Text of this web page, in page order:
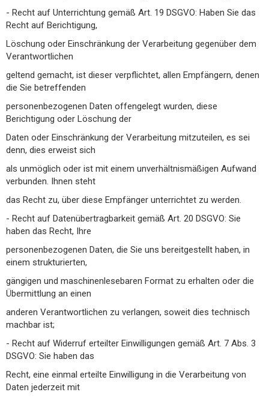
- Recht auf Unterrichtung gemäß Art. 19 DSGVO: Haben Sie das
Recht auf Berichtigung,
Löschung oder Einschränkung der Verarbeitung gegenüber dem
Verantwortlichen
geltend gemacht, ist dieser verpflichtet, allen Empfängern, denen
die Sie betreffenden
personenbezogenen Daten offengelegt wurden, diese
Berichtigung oder Löschung der
Daten oder Einschränkung der Verarbeitung mitzuteilen, es sei
denn, dies erweist sich
als unmöglich oder ist mit einem unverhältnismäßigen Aufwand
verbunden. Ihnen steht
das Recht zu, über diese Empfänger unterrichtet zu werden.
- Recht auf Datenübertragbarkeit gemäß Art. 20 DSGVO: Sie
haben das Recht, Ihre
personenbezogenen Daten, die Sie uns bereitgestellt haben, in
einem strukturierten,
gängigen und maschinenlesebaren Format zu erhalten oder die
Übermittlung an einen
anderen Verantwortlichen zu verlangen, soweit dies technisch
machbar ist;
- Recht auf Widerruf erteilter Einwilligungen gemäß Art. 7 Abs. 3
DSGVO: Sie haben das
Recht, eine einmal erteilte Einwilligung in die Verarbeitung von
Daten jederzeit mit